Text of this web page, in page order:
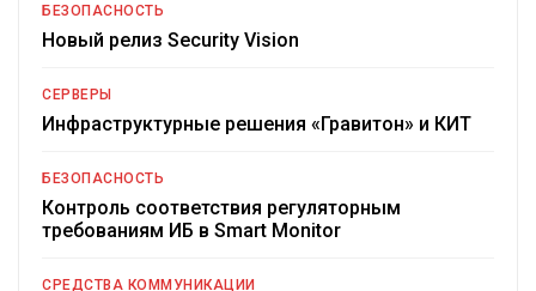
БЕЗОПАСНОСТЬ
Новый релиз Security Vision
СЕРВЕРЫ
Инфраструктурные решения «Гравитон» и КИТ
БЕЗОПАСНОСТЬ
Контроль соответствия регуляторным
требованиям ИБ в Smart Monitor
СРЕДСТВА КОММУНИКАЦИИ